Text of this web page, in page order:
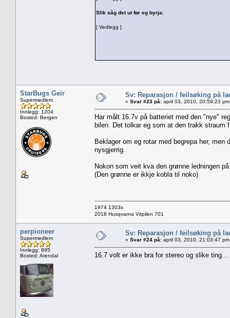
Slik såg det ut før eg byrja:
[ Vedlegg ]
StarBugs Geir
Supermedlem
Innlegg: 1204
Bosted: Bergen
Sv: Reparasjon / feilsøking på
« Svar #23 på: april 03, 2010, 20:59:23
Har målt 16.7v på batteriet med den "nye"
bilen. Det tolkar eg som at den trakk straum
Beklager om eg rotar med begrepa her,
nysgjerrig.
Nokon som veit kva den grønne ledningen
(Den grønne er ikkje kobla til noko)
1974 1303s
2018 Husqvarna Vitpilen 701
perpioneer
Supermedlem
Innlegg: 895
Bosted: Arendal
Sv: Reparasjon / feilsøking på
« Svar #24 på: april 03, 2010, 21:03:47
16.7 volt er ikke bra for stereo og slike ting...